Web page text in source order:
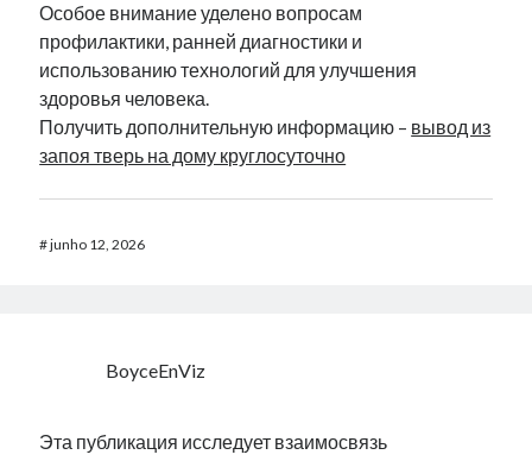
Особое внимание уделено вопросам
профилактики, ранней диагностики и
использованию технологий для улучшения
здоровья человека.
Получить дополнительную информацию – вывод из
запоя тверь на дому круглосуточно
#junho 12, 2026
BoyceEnViz
Эта публикация исследует взаимосвязь